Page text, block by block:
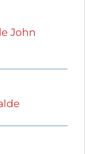
John